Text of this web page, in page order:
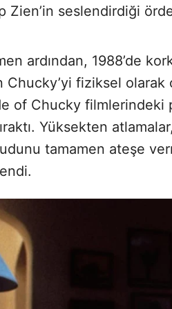
Zien’in seslendirdiği
ardından, 1988’de
Chucky’yi fiziksel olarak
of Chucky filmlerindeki
Yüksekten
tamamen ateşe